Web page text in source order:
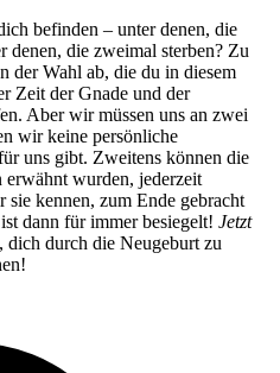
befinden – unter denen, die
denen, die zweimal sterben? Zu
der Wahl ab, die du in diesem
Zeit der Gnade und der
Aber wir müssen uns an zwei
wir keine persönliche
uns gibt. Zweitens können die
wurden, jederzeit
kennen, zum Ende gebracht
dann für immer besiegelt! Jetzt
dich durch die Neugeburt zu